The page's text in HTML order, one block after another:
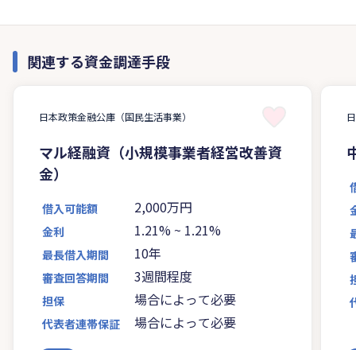
関連する資金調達手段
日本政策金融公庫（国民生活事業）
マル経融資（小規模事業者経営改善資
金）
借入可能額 2,000万円
金利 1.21% ~ 1.21%
最長借入期間 10年
審査回答期間 3週間程度
担保 場合によって必要
代表者連帯保証 場合によって必要